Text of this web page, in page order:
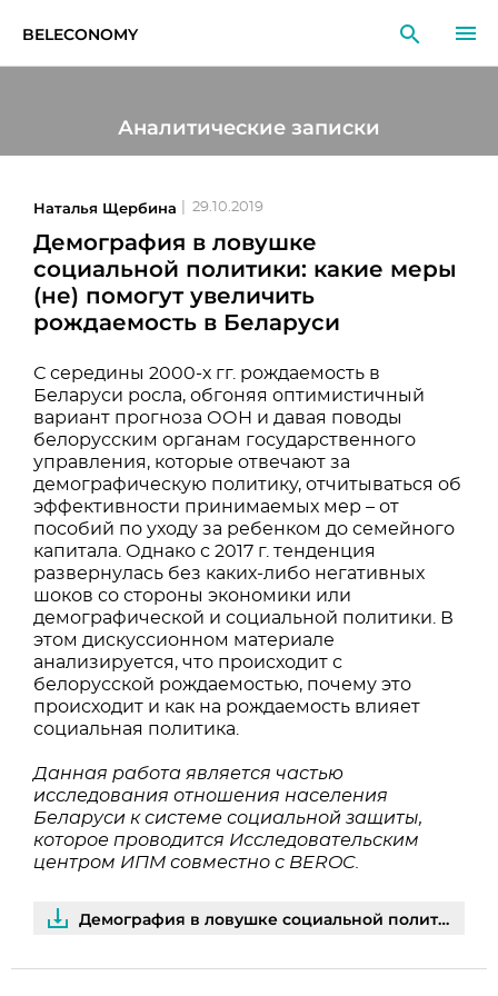
BELECONOMY
ИССЛЕДОВАНИЯ
ОБРАЗОВАНИЕ
СОБЫТИЯ
Аналитические записки
Наталья Щербина 29.10.2019
Демография в ловушке
социальной политики: какие меры
(не) помогут увеличить
рождаемость в Беларуси
С середины 2000-х гг. рождаемость в
Беларуси росла, обгоняя оптимистичный
вариант прогноза ООН и давая поводы
белорусским органам государственного
управления, которые отвечают за
демографическую политику, отчитываться об
эффективности принимаемых мер – от
пособий по уходу за ребенком до семейного
капитала. Однако с 2017 г. тенденция
развернулась без каких-либо негативных
шоков со стороны экономики или
демографической и социальной политики. В
этом дискуссионном материале
анализируется, что происходит с
белорусской рождаемостью, почему это
происходит и как на рождаемость влияет
социальная политика.
Данная работа является частью
исследования отношения населения
Беларуси к системе социальной защиты,
которое проводится Исследовательским
центром ИПМ совместно с BEROC.
Демография в ловушке социальной политики | PDF